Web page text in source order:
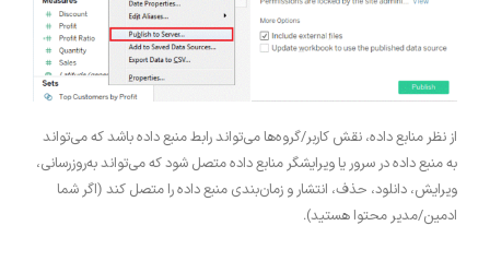
از نظر منابع داده، نقش کاربر/گروه‌ها می‌تواند رابط منبع داده باشد که می‌تواند
به منبع داده در سرور یا ویرایشگر منابع داده متصل شود که می‌تواند به‌روزرسانی،
ویرایش، دانلود، حذف، انتشار و زمان‌بندی منبع داده را متصل کند (اگر شما
ادمین/مدیر محتوا هستید).